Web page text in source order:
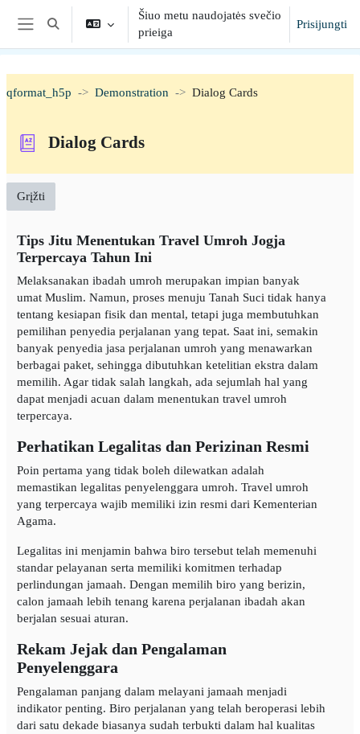
Pereiti į pagrindinį turinį
Šoninis skydelis
Toggle search input
Šiuo metu naudojatės svečio
prieiga
Prisijungti
qformat_h5p Demonstration Dialog Cards
Dialog Cards
Grįžti
Tips Jitu Menentukan Travel Umroh Jogja
Terpercaya Tahun Ini
Melaksanakan ibadah umroh merupakan impian banyak
umat Muslim. Namun, proses menuju Tanah Suci tidak hanya
tentang kesiapan fisik dan mental, tetapi juga membutuhkan
pemilihan penyedia perjalanan yang tepat. Saat ini, semakin
banyak penyedia jasa perjalanan umroh yang menawarkan
berbagai paket, sehingga dibutuhkan ketelitian ekstra dalam
memilih. Agar tidak salah langkah, ada sejumlah hal yang
dapat menjadi acuan dalam menentukan travel umroh
terpercaya.
Perhatikan Legalitas dan Perizinan Resmi
Poin pertama yang tidak boleh dilewatkan adalah
memastikan legalitas penyelenggara umroh. Travel umroh
yang terpercaya wajib memiliki izin resmi dari Kementerian
Agama.
Legalitas ini menjamin bahwa biro tersebut telah memenuhi
standar pelayanan serta memiliki komitmen terhadap
perlindungan jamaah. Dengan memilih biro yang berizin,
calon jamaah lebih tenang karena perjalanan ibadah akan
berjalan sesuai aturan.
Rekam Jejak dan Pengalaman
Penyelenggara
Pengalaman panjang dalam melayani jamaah menjadi
indikator penting. Biro perjalanan yang telah beroperasi lebih
dari satu dekade biasanya sudah terbukti dalam hal kualitas